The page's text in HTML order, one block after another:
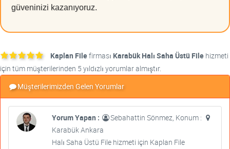
güveninizi kazanıyoruz.
Kaplan Filefirması Karabük Halı Saha Üstü File hizmeti
için tüm müşterilerinden 5 yıldızlı yorumlar almıştır.
Müşterilerimizden Gelen Yorumlar
Yorum Yapan :
Sebahattin Sönmez, Konum :
Karabük Ankara
Halı Saha Üstü File hizmeti için Kaplan File